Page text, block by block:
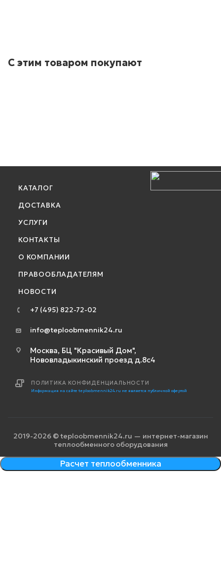
С этим товаром покупают
КАТАЛОГ
ДОСТАВКА
УСЛУГИ
КОНТАКТЫ
О КОМПАНИИ
ПРАВООБЛАДАТЕЛЯМ
НОВОСТИ
+7 (495) 822-72-02
info@teploobmennik24.ru
Москва, БЦ "Красивый Дом",
Нововладыкинский проезд д.8с4
ПОЛИТИКА КОНФИДЕНЦИАЛЬНОСТИ
Информация на сайте teploobmennik24.ru не является публичной офертой
2019-2026 © teploobmennik24.ru — интернет-магазин
теплообменного оборудования
Расчет теплообменника